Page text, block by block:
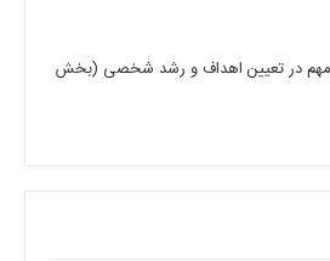
مهم در تعیین اهداف و رشد شخصی (بخش